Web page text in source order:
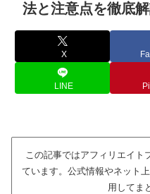
法と注意点を徹底
X
LINE
この記事ではアフィリエイト
ています。公式情報やネット
用してま